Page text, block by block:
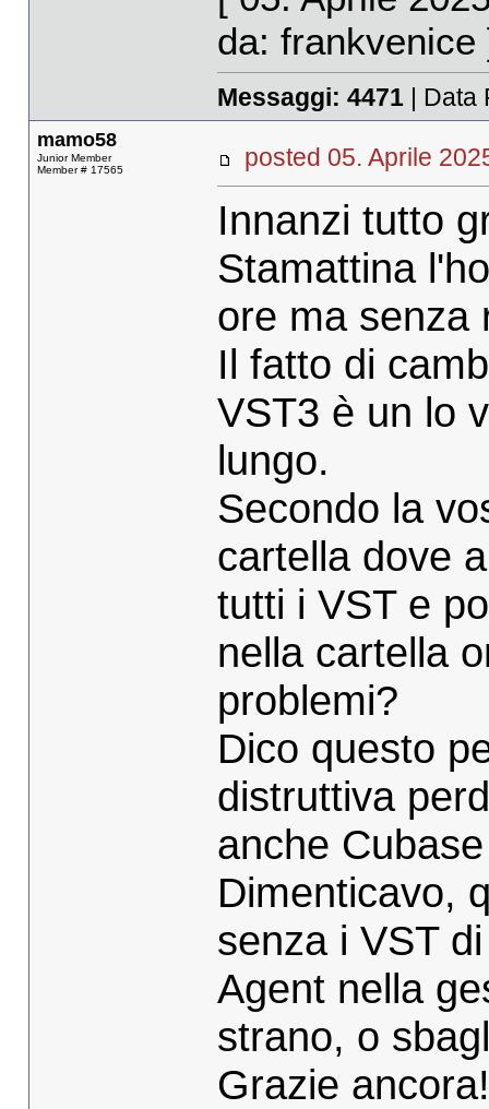
da: frankvenice
Messaggi: 4471| Data
mamo58
Junior Member
Member # 17565
posted 05. Aprile
Innanzi tutto
Stamattina
ore ma senza
Il fatto di
VST3 è un lo
lungo.
Secondo la
cartella dove
tutti i VST e
nella cartella
problemi?
Dico questo
distruttiva
anche
Dimenticavo,
senza i VST
Agent nella
strano, o
Grazie ancora!